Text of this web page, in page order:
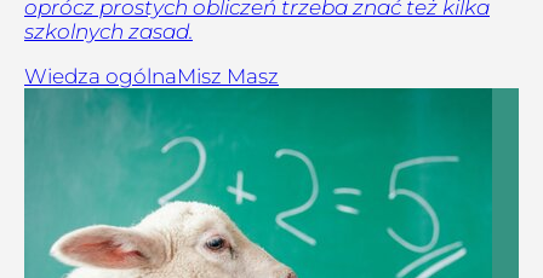
oprócz prostych obliczeń trzeba znać też kilka
szkolnych zasad.
Wiedza ogólnaMisz Masz